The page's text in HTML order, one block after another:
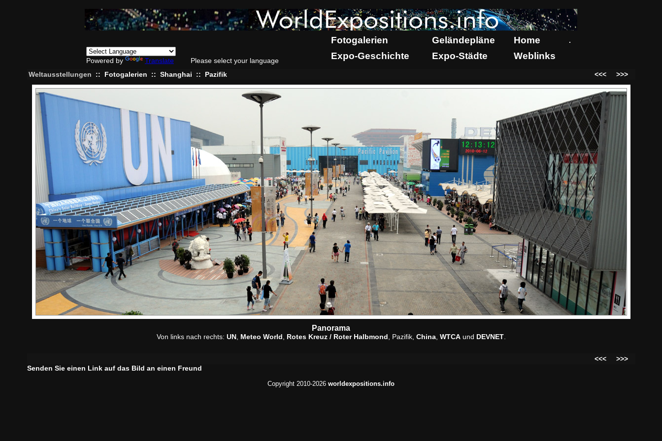
Powered by Translate Please select your language
Fotogalerien Geländepläne Home .
Expo-Geschichte Expo-Städte Weblinks
Weltausstellungen :: Fotogalerien :: Shanghai :: Pazifik <<< >>>
Panorama
Von links nach rechts: UN, Meteo World Rotes Kreuz / Roter Halbmond , Pazifik, China, WTCAund DEVNET.
<<<
>>>
Senden Sie einen Link auf das Bild an einen Freund
Copyright 2010-2026 worldexpositions.info